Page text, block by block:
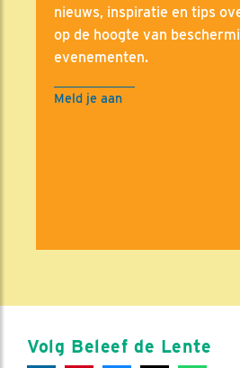
nieuws, inspiratie en tips
op de hoogte van
evenementen.
Meld je aan
Volg Beleef de Lente